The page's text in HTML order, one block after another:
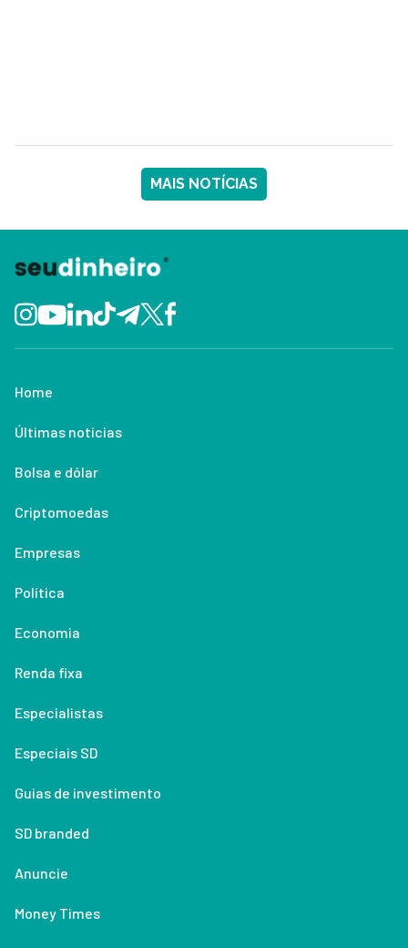
MAIS NOTÍCIAS
Home
Últimas notícias
Bolsa e dólar
Criptomoedas
Empresas
Política
Economia
Renda fixa
Especialistas
Especiais SD
Guias de investimento
SD branded
Anuncie
Money Times